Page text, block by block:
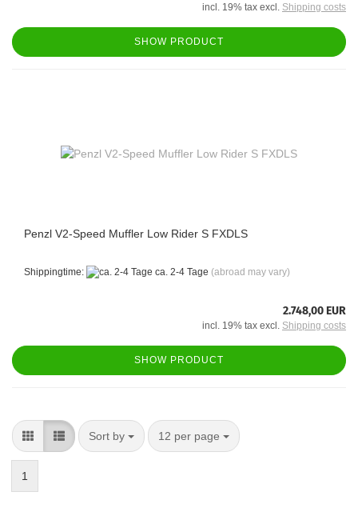
incl. 19% tax excl. Shipping costs
SHOW PRODUCT
Penzl V2-Speed Muffler Low Rider S FXDLS
Shippingtime: ca. 2-4 Tage (abroad may vary)
2.748,00 EUR
incl. 19% tax excl. Shipping costs
SHOW PRODUCT
Sort by
Sort by 12 per page
per page
1